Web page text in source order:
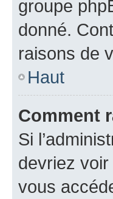
groupe
donné.
raisons de
Haut
Comment
Si
devriez
vous